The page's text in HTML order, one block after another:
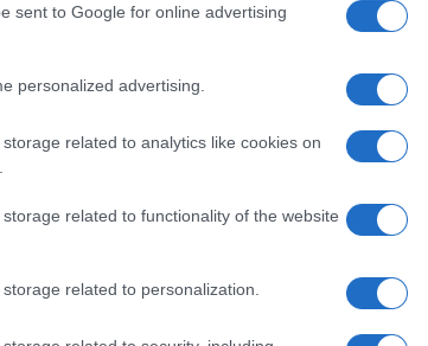
sent to Google for online advertising
personalized advertising.
related to analytics like cookies on
related to functionality of the website
related to personalization.